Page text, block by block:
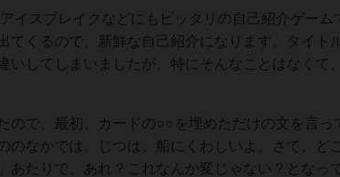
イスブレイクなどにもピッタリの自己紹介ゲーム
てくるので、新鮮な自己紹介になります。タイト
いしてしまいましたが、特にそんなことはなくて
ので、最初、カードの○○を埋めただけの文を言っ
のなかでは、じつは、船にくわしいよ。さて、ど
あたりで、あれ？これなんか変じゃない？となっ